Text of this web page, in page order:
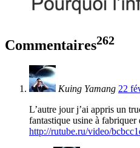
Commentaires262
Kuing Yamang 22
L’autre jour j’ai appris un
fantastique usine à fabriquer
http://rutube.ru/video/